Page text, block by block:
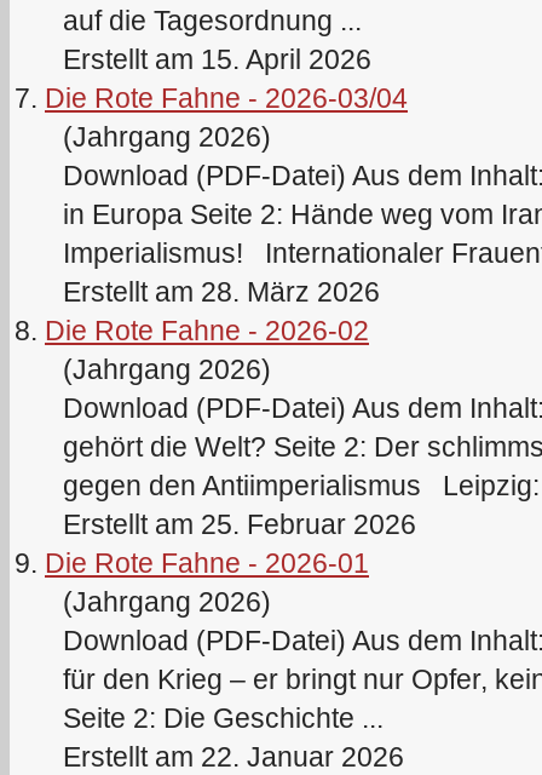
auf die Tagesordnung ...
Erstellt am 15. April 2026
7. Die Rote Fahne - 2026-03/04
(Jahrgang 2026)
Download (PDF-Datei) Aus dem
in Europa Seite 2: Hände weg vom
Imperialismus! Internationaler
Erstellt am 28. März 2026
8. Die Rote Fahne - 2026-02
(Jahrgang 2026)
Download (PDF-Datei) Aus dem
gehört die Welt? Seite 2: Der
gegen den Antiimperialismus
Erstellt am 25. Februar 2026
9. Die Rote Fahne - 2026-01
(Jahrgang 2026)
Download (PDF-Datei) Aus dem
für den Krieg – er bringt nur Opfer,
Seite 2: Die Geschichte ...
Erstellt am 22. Januar 2026